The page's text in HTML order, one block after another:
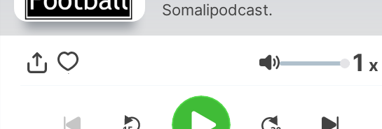
Somalipodcast.
Сила на звука 1 x